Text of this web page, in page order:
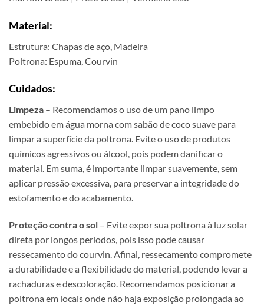
Material:
Estrutura: Chapas de aço, Madeira
Poltrona: Espuma, Courvin
Cuidados:
Limpeza – Recomendamos o uso de um pano limpo
embebido em água morna com sabão de coco suave para
limpar a superfície da poltrona. Evite o uso de produtos
químicos agressivos ou álcool, pois podem danificar o
material. Em suma, é importante limpar suavemente, sem
aplicar pressão excessiva, para preservar a integridade do
estofamento e do acabamento.
Proteção contra o sol – Evite expor sua poltrona à luz solar
direta por longos períodos, pois isso pode causar
ressecamento do courvin. Afinal, ressecamento compromete
a durabilidade e a flexibilidade do material, podendo levar a
rachaduras e descoloração. Recomendamos posicionar a
poltrona em locais onde não haja exposição prolongada ao